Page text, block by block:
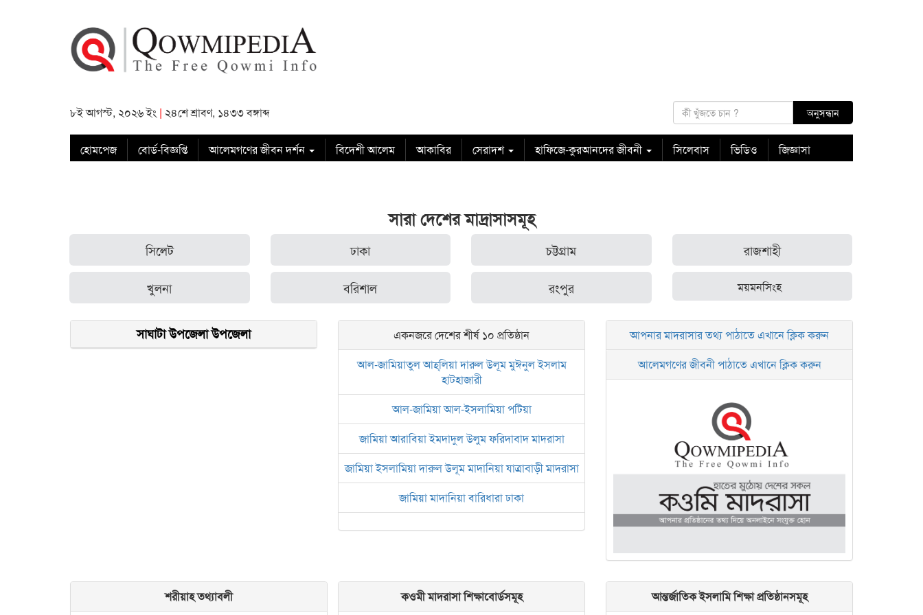
৮ই আগস্ট, ২০২৬ ইং | ২৪শে শ্রাবণ, ১৪৩৩ বঙ্গাব্দ
হোমপেজ বোর্ড-বিজ্ঞপ্তি আলেমগণের জীবন দর্শন বিদেশী আলেম আকাবির সেরাদশ হাফিজে-কুরআনদের জীবনী সিলেবাস ভিডিও জিজ্ঞাসা
সারা দেশের মাদ্রাসাসমূহ
সিলেট ঢাকা চট্টগ্রাম রাজশাহী
খুলনা বরিশাল রংপুর ময়মনসিংহ
সাঘাটা উপজেলা উপজেলা
একনজরে দেশের শীর্ষ ১০ প্রতিষ্ঠান
আল-জামিয়াতুল আহ্‌লিয়া দারুল উলূম মুঈনুল ইসলাম
হাটহাজারী
আল-জামিয়া আল-ইসলামিয়া পটিয়া
জামিয়া আরাবিয়া ইমদাদুল উলুম ফরিদাবাদ মাদরাসা
জামিয়া ইসলামিয়া দারুল উলূম মাদানিয়া যাত্রাবাড়ী মাদরাসা
জামিয়া মাদানিয়া বারিধারা ঢাকা
আল জামিয়াতুল আরবিয়া নছিরুল ইসলাম নাজিরহাট
ইসলামিক রিসার্চ সেন্টার বাংলাদেশ বসুন্ধরা
আপনার মাদরাসার তথ্য পাঠাতে এখানে ক্লিক করুন
আলেমগণের জীবনী পাঠাতে এখানে ক্লিক করুন
শরীয়াহ তথ্যাবলী কওমী মাদরাসা শিক্ষাবোর্ডসমূহ আন্তর্জাতিক ইসলামি শিক্ষা প্রতিষ্ঠানসমূহ